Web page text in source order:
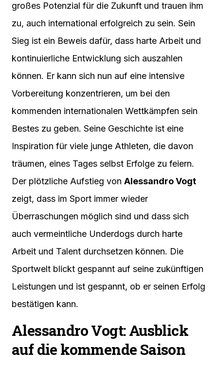
großes Potenzial für die Zukunft und trauen ihm
zu, auch international erfolgreich zu sein. Sein
Sieg ist ein Beweis dafür, dass harte Arbeit und
kontinuierliche Entwicklung sich auszahlen
können. Er kann sich nun auf eine intensive
Vorbereitung konzentrieren, um bei den
kommenden internationalen Wettkämpfen sein
Bestes zu geben. Seine Geschichte ist eine
Inspiration für viele junge Athleten, die davon
träumen, eines Tages selbst Erfolge zu feiern.
Der plötzliche Aufstieg von Alessandro Vogt
zeigt, dass im Sport immer wieder
Überraschungen möglich sind und dass sich
auch vermeintliche Underdogs durch harte
Arbeit und Talent durchsetzen können. Die
Sportwelt blickt gespannt auf seine zukünftigen
Leistungen und ist gespannt, ob er seinen Erfolg
bestätigen kann.
Alessandro Vogt: Ausblick
auf die kommende Saison